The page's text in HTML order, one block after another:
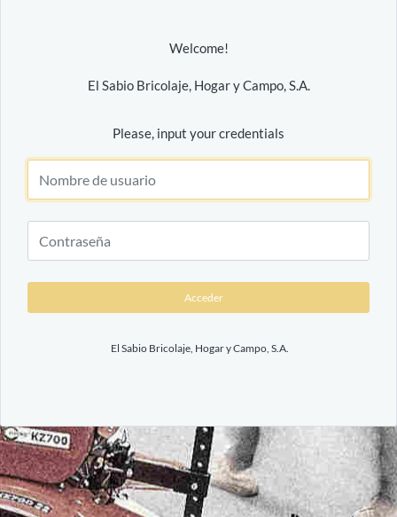
Welcome!
El Sabio Bricolaje, Hogar y Campo, S.A.
Please, input your credentials
Acceder
El Sabio Bricolaje, Hogar y Campo, S.A.